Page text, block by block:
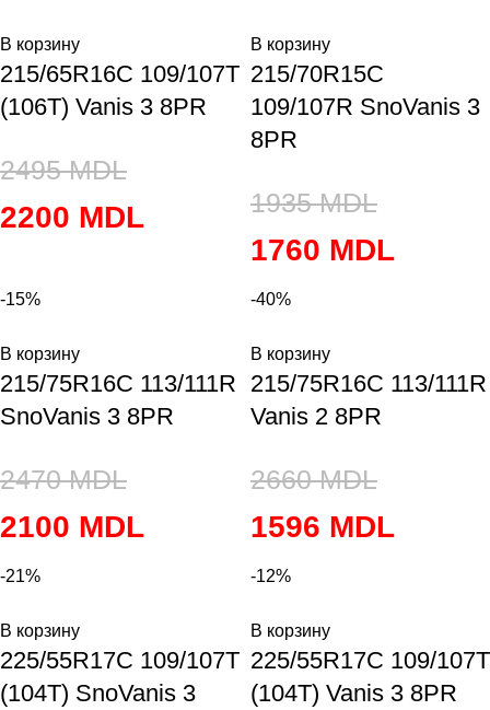
В корзину
215/65R16C 109/107T
(106T) Vanis 3 8PR
2495MDL
2200 MDL
В корзину
215/70R15C
109/107R SnoVanis 3
8PR
1935MDL
1760 MDL
-15%
В корзину
215/75R16C 113/111R
SnoVanis 3 8PR
2470MDL
2100 MDL
-40%
В корзину
215/75R16C 113/111R
Vanis 2 8PR
2660MDL
1596 MDL
-21%
В корзину
225/55R17C 109/107T
(104T) SnoVanis 3
-12%
В корзину
225/55R17C 109/107T
(104T) Vanis 3 8PR